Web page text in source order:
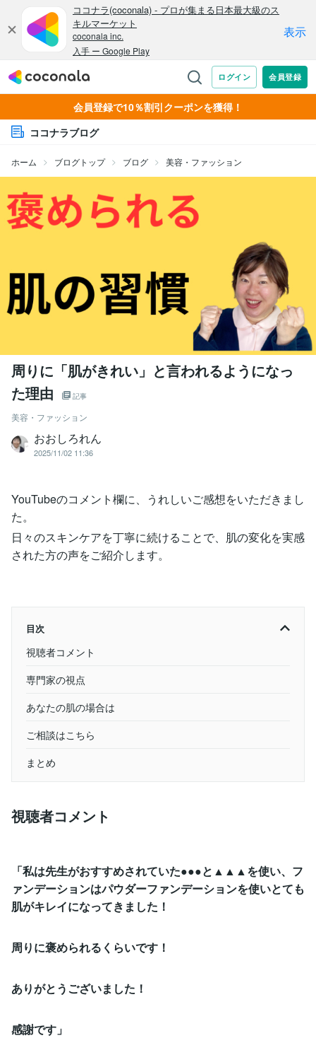
会員登録で10％割引クーポンを獲得！
ココナラブログ
ホーム ブログトップ ブログ 美容・ファッション
周りに「肌がきれい」と言われるようになっ
た理由
記事
美容・ファッション
おおしろれん
2025/11/02 11:36
YouTubeのコメント欄に、うれしいご感想をいただきまし
た。
日々のスキンケアを丁寧に続けることで、肌の変化を実感
された方の声をご紹介します。
目次
視聴者コメント
専門家の視点
あなたの肌の場合は
ご相談はこちら
まとめ
視聴者コメント
「私は先生がおすすめされていた●●●と▲▲▲を使い、フ
ァンデーションはパウダーファンデーションを使いとても
肌がキレイになってきました！
周りに褒められるくらいです！
ありがとうございました！
感謝です」